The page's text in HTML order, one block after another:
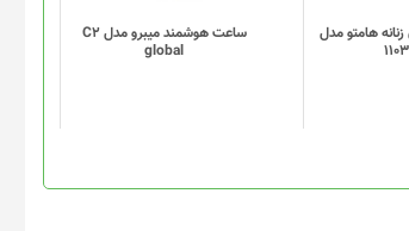
هامتو مدلگزینه
ها
محصول
ساعت هوشمند میبرو مدل C2
global
گزینه
ها
محصول